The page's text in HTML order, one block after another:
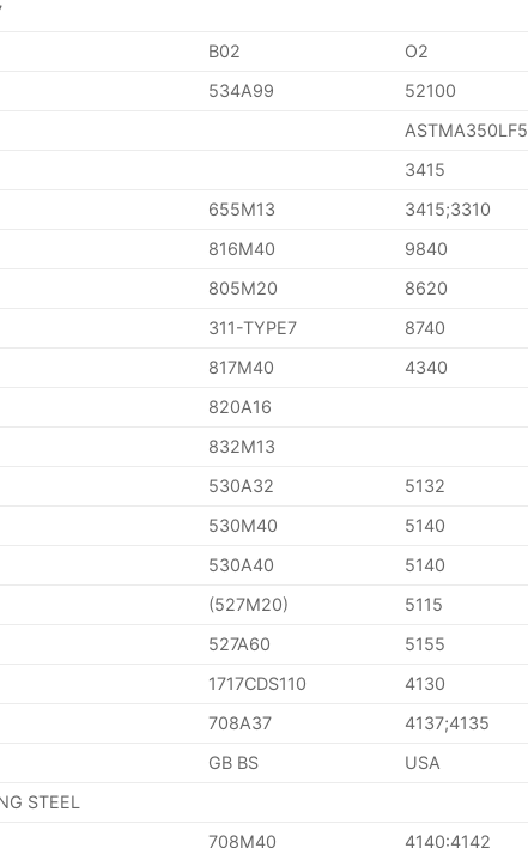
B02
O2
534A99 52100
ASTMA350LF5
3415
655M13 3415;3310
816M40 9840
805M20 8620
311-TYPE7 8740
817M40 4340
820A16
832M13
530A32 5132
530M40 5140
530A40 5140
(527M20) 5115
527A60 5155
1717CDS110 4130
708A37 4137;4135
GB BS USA
STEEL
708M40 4140:4142